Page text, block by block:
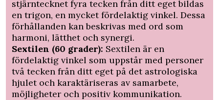
stjärntecknet fyra tecken från ditt eget bildas
en trigon, en mycket fördelaktig vinkel. Dessa
förhållanden kan beskrivas med ord som
harmoni, lätthet och synergi.
Sextilen (60 grader): Sextilen är en
fördelaktig vinkel som uppstår med personer
två tecken från ditt eget på det astrologiska
hjulet och karaktäriseras av samarbete,
möjligheter och positiv kommunikation.